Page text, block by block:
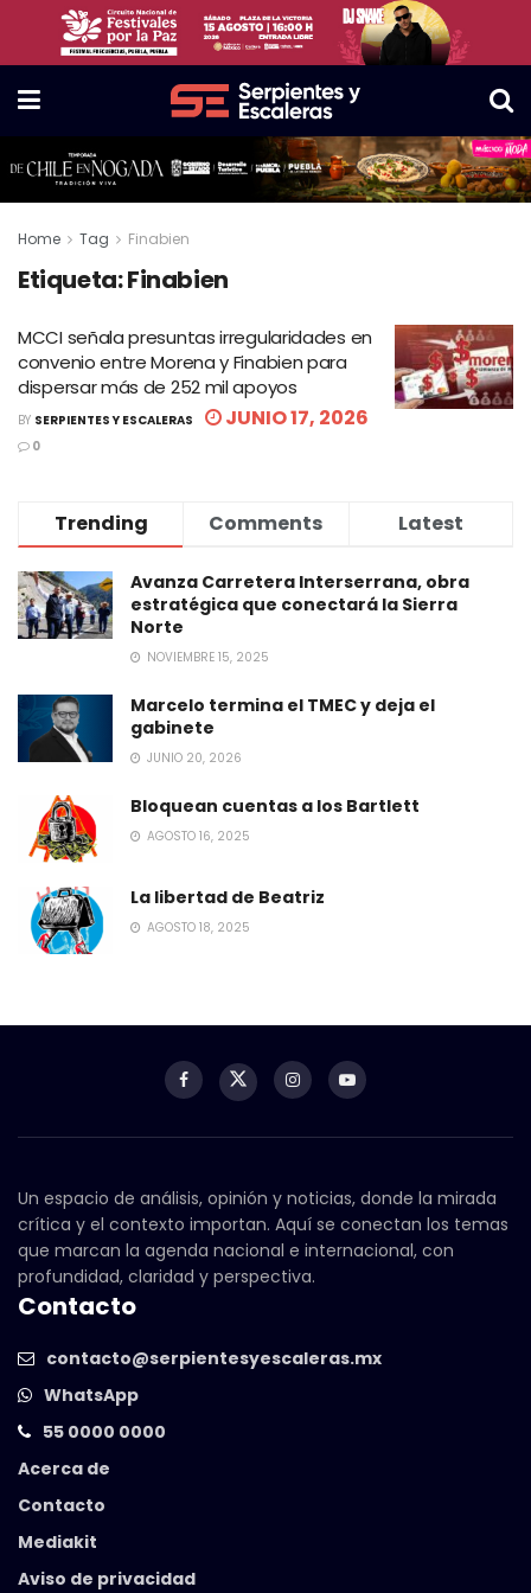
Home Tag Finabien
Etiqueta:Finabien
MCCI señala presuntas irregularidades en
convenio entre Morena y Finabien para
dispersar más de 252 mil apoyos
BY SERPIENTES Y ESCALERAS JUNIO 17, 2026
0
Trending Comments Latest
Avanza Carretera Interserrana, obra
estratégica que conectará la Sierra
Norte
NOVIEMBRE 15, 2025
Marcelo termina el TMEC y deja el
gabinete
JUNIO 20, 2026
Bloquean cuentas a los Bartlett
AGOSTO 16, 2025
La libertad de Beatriz
AGOSTO 18, 2025
Un espacio de análisis, opinión y noticias, donde la mirada
crítica y el contexto importan. Aquí se conectan los temas
que marcan la agenda nacional e internacional, con
profundidad, claridad y perspectiva.
Contacto
contacto@serpientesyescaleras.mx
WhatsApp
55 0000 0000
Acerca de
Contacto
Mediakit
Aviso de privacidad